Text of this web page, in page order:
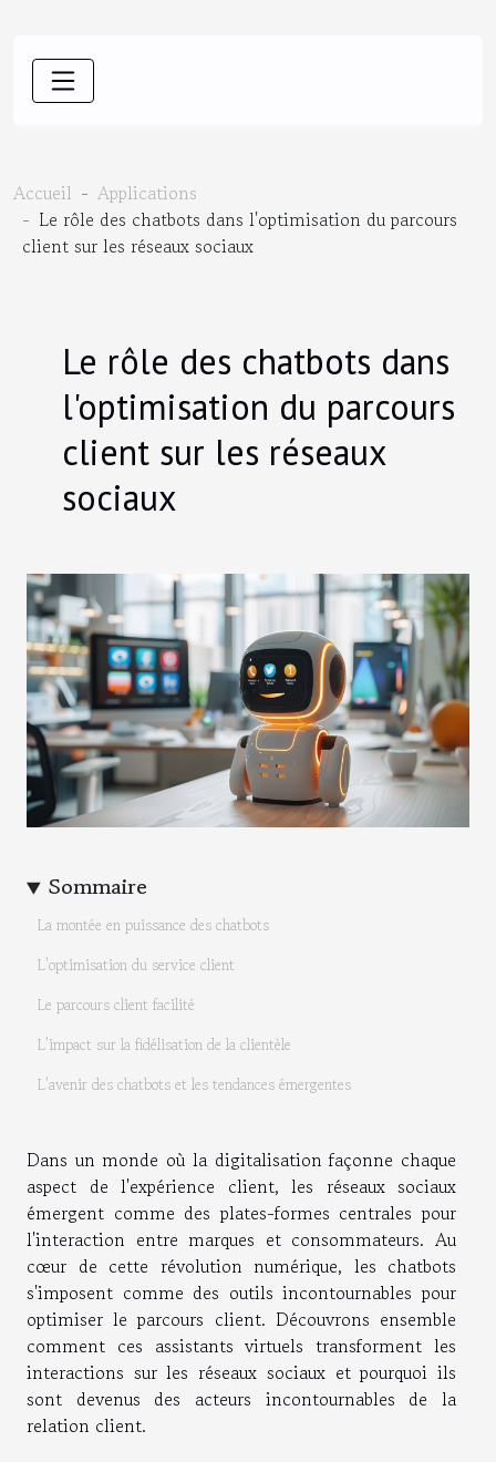
Accueil
Applications
Le rôle des chatbots dans l'optimisation du parcours
client sur les réseaux sociaux
Le rôle des chatbots dans
l'optimisation du parcours
client sur les réseaux
sociaux
Sommaire
La montée en puissance des chatbots
L'optimisation du service client
Le parcours client facilité
L'impact sur la fidélisation de la clientèle
L'avenir des chatbots et les tendances émergentes
Dans un monde où la digitalisation façonne chaque
aspect de l'expérience client, les réseaux sociaux
émergent comme des plates-formes centrales pour
l'interaction entre marques et consommateurs. Au
cœur de cette révolution numérique, les chatbots
s'imposent comme des outils incontournables pour
optimiser le parcours client. Découvrons ensemble
comment ces assistants virtuels transforment les
interactions sur les réseaux sociaux et pourquoi ils
sont devenus des acteurs incontournables de la
relation client.